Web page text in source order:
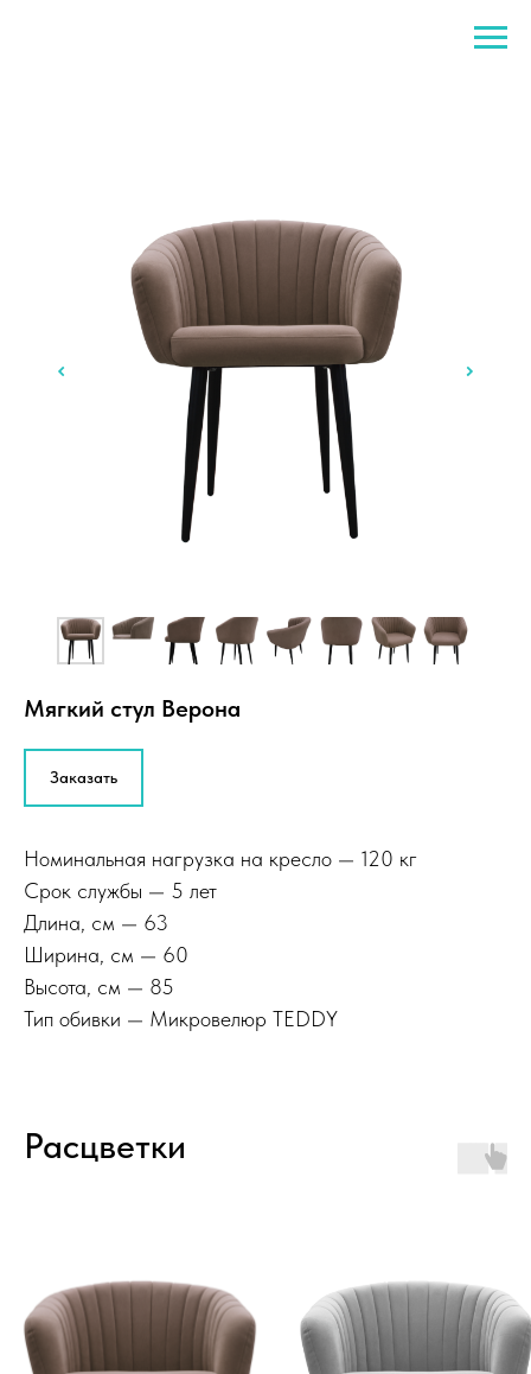
Мягкий стул Верона
Заказать
Номинальная нагрузка на кресло — 120 кг
Срок службы — 5 лет
Длина, см — 63
Ширина, см — 60
Высота, см — 85
Тип обивки — Микровелюр TEDDY
Расцветки